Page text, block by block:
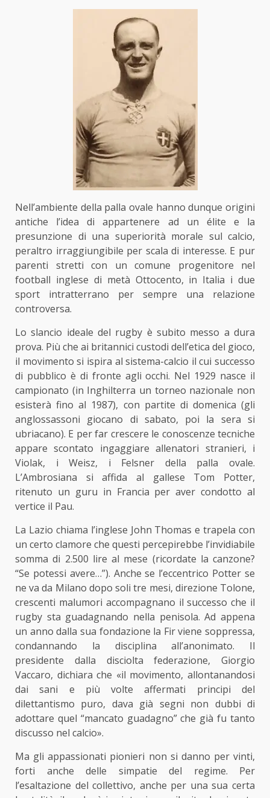
Nell’ambiente della palla ovale hanno dunque origini
antiche l’idea di appartenere ad un élite e la
presunzione di una superiorità morale sul calcio,
peraltro irraggiungibile per scala di interesse. E pur
parenti stretti con un comune progenitore nel
football inglese di metà Ottocento, in Italia i due
sport intratterrano per sempre una relazione
controversa.
Lo slancio ideale del rugby è subito messo a dura
prova. Più che ai britannici custodi dell’etica del gioco,
il movimento si ispira al sistema-calcio il cui successo
di pubblico è di fronte agli occhi. Nel 1929 nasce il
campionato (in Inghilterra un torneo nazionale non
esisterà fino al 1987), con partite di domenica (gli
anglossassoni giocano di sabato, poi la sera si
ubriacano). E per far crescere le conoscenze tecniche
appare scontato ingaggiare allenatori stranieri, i
Violak, i Weisz, i Felsner della palla ovale.
L’Ambrosiana si affida al gallese Tom Potter,
ritenuto un guru in Francia per aver condotto al
vertice il Pau.
La Lazio chiama l’inglese John Thomas e trapela con
un certo clamore che questi percepirebbe l’invidiabile
somma di 2.500 lire al mese (ricordate la canzone?
“Se potessi avere…”). Anche se l’eccentrico Potter se
ne va da Milano dopo soli tre mesi, direzione Tolone,
crescenti malumori accompagnano il successo che il
rugby sta guadagnando nella penisola. Ad appena
un anno dalla sua fondazione la Fir viene soppressa,
condannando la disciplina all’anonimato. Il
presidente dalla disciolta federazione, Giorgio
Vaccaro, dichiara che «il movimento, allontanandosi
dai sani e più volte affermati principi del
dilettantismo puro, dava già segni non dubbi di
adottare quel “mancato guadagno” che già fu tanto
discusso nel calcio».
Ma gli appassionati pionieri non si danno per vinti,
forti anche delle simpatie del regime. Per
l’esaltazione del collettivo, anche per una sua certa